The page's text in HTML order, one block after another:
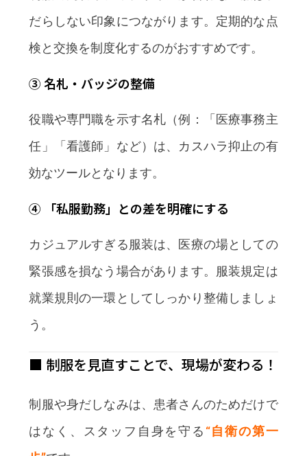
だらしない印象につながります。定期的な点
検と交換を制度化するのがおすすめです。
③ 名札・バッジの整備
役職や専門職を示す名札（例：「医療事務主
任」「看護師」など）は、カスハラ抑止の有
効なツールとなります。
④ 「私服勤務」との差を明確にする
カジュアルすぎる服装は、医療の場としての
緊張感を損なう場合があります。服装規定は
就業規則の一環としてしっかり整備しましょ
う。
■ 制服を見直すことで、現場が変わる！
制服や身だしなみは、患者さんのためだけで
はなく、スタッフ自身を守る “自衛の第一